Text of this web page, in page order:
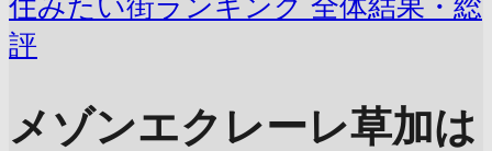
住みたい街ランキング 全体結果・総
評
メゾンエクレーレ草加は